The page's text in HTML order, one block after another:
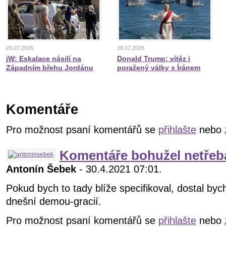
29.07.2026
jW: Eskalace násilí na
Západním břehu Jordánu
28.07.2026
Donald Trump: vítěz i
poražený války s Íránem
Komentáře
Pro možnost psaní komentářů se přihlašte nebo
Komentáře bohužel
Antonín Šebek - 30.4.2021 07:01.
Pokud bych to tady blíže specifikoval, dostal
dnešní demou-gracií.
Pro možnost psaní komentářů se přihlašte nebo